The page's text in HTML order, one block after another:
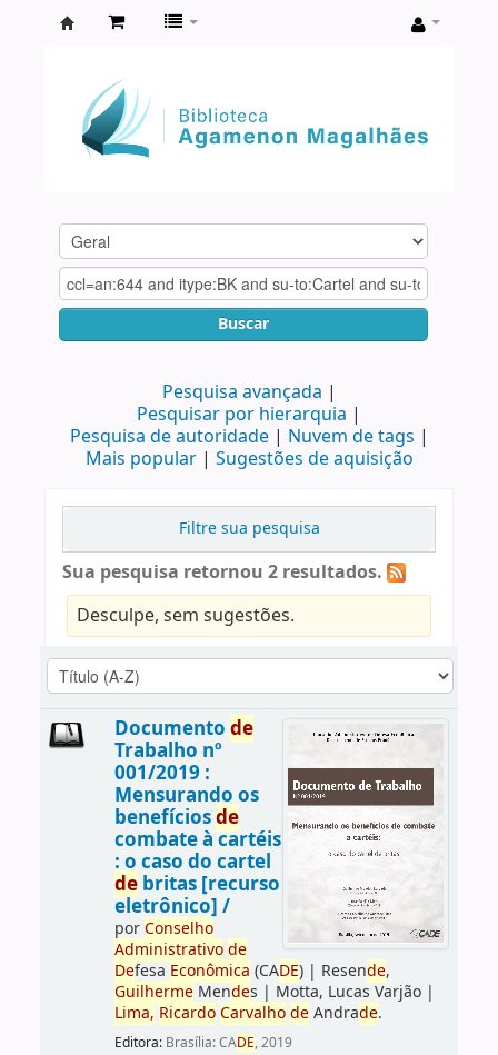
Agamenon
Magalhães
Buscar
Pesquisa avançada
Pesquisar por hierarquia
Pesquisa de autoridade
Nuvem de tags
Mais popular
Sugestões de aquisição
Filtre sua pesquisa
Sua pesquisa retornou 2 resultados.
Desculpe, sem sugestões.
Documento de
Trabalho nº
001/2019 :
Mensurando os
benefíciosde
combate à cartéis
: o caso do cartel
debritas [recurso
eletrônico] /
porConselho
Administrativo de
Defesa Econômica (CADE)| Resende,
GuilhermeMendes | Motta, Lucas Varjão|
Lima, Ricardo Carvalho deAndrade.
Editora: Brasília: CADE, 2019